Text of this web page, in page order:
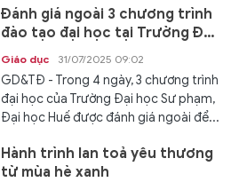
Đánh giá ngoài 3 chương trình
đào tạo đại học tại Trường Đại
học Sư phạm, ĐH Huế
Giáo dục 31/07/2025 09:02
GD&TĐ - Trong 4 ngày, 3 chương trình
đại học của Trường Đại học Sư phạm,
Đại học Huế được đánh giá ngoài để...
Hành trình lan toả yêu thương
từ mùa hè xanh